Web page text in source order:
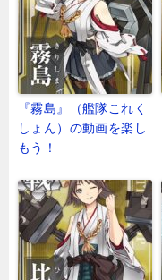
『霧島』（艦隊これく
しょん）の動画を楽し
もう！